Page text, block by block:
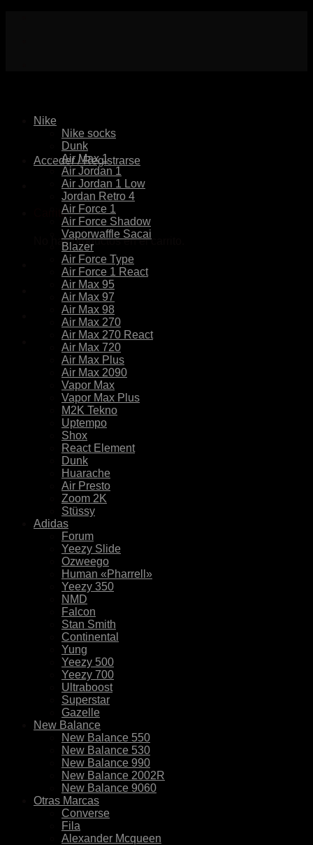
Acceder / Registrarse
Carrito
No hay productos en el carrito.
Nike
Nike socks
Dunk
Air Max 1
Air Jordan 1
Air Jordan 1 Low
Jordan Retro 4
Air Force 1
Air Force Shadow
Vaporwaffle Sacai
Blazer
Air Force Type
Air Force 1 React
Air Max 95
Air Max 97
Air Max 98
Air Max 270
Air Max 270 React
Air Max 720
Air Max Plus
Air Max 2090
Vapor Max
Vapor Max Plus
M2K Tekno
Uptempo
Shox
React Element
Dunk
Huarache
Air Presto
Zoom 2K
Stüssy
Adidas
Forum
Yeezy Slide
Ozweego
Human «Pharrell»
Yeezy 350
NMD
Falcon
Stan Smith
Continental
Yung
Yeezy 500
Yeezy 700
Ultraboost
Superstar
Gazelle
New Balance
New Balance 550
New Balance 530
New Balance 990
New Balance 2002R
New Balance 9060
Otras Marcas
Converse
Fila
Alexander Mcqueen